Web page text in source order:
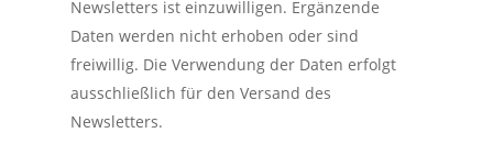
Newsletters ist einzuwilligen. Ergänzende
Daten werden nicht erhoben oder sind
freiwillig. Die Verwendung der Daten erfolgt
ausschließlich für den Versand des
Newsletters.